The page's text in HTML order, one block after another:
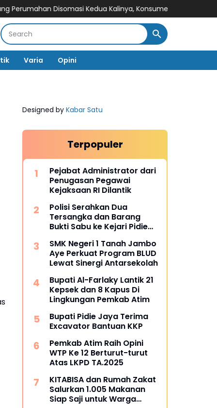
Disomasi Kedua Kalinya, Konsumen Minta Pengembalian
Varia Opini
Designed by Kabar Satu
Terpopuler
Pejabat Administrator dari
Penugasan Pegawai
Kejaksaan RI Dilantik
Polisi Serahkan Dua
Tersangka dan Barang
Bukti Sabu ke Kejari Pidie
SMK Negeri 1 Tanah Jambo
Aye Perkuat Program BLUD
Lewat Sinergi Antarsekolah
Bupati Al-Farlaky Lantik 21
Kepsek dan 8 Kapus Di
Lingkungan Pemkab Atim
Bupati Pidie Jaya Terima
Excavator Bantuan KKP
Pemkab Atim Raih Opini
WTP Ke 12 Berturut-turut
Atas LKPD TA.2025
KITABISA dan Rumah Zakat
Salurkan 1.005 Makanan
Siap Saji untuk Warga